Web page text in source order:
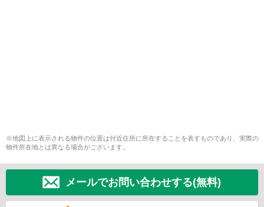
※地図上に表示される物件の位置は付近住所に所在することを表すものであり、実際の
物件所在地とは異なる場合がございます。
メールでお問い合わせする(無料)